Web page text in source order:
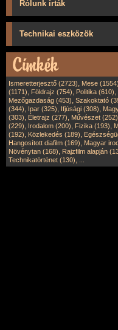
Rólunk írták
Technikai eszközök
Ismeretterjesztő (2723), Mese (1554)
(1171), Földrajz (754), Politika (610),
Mezőgazdaság (453), Szakoktató
(344), Ipar (325), Ifjúsági (308),
(303), Életrajz (277), Művészet (252)
(229), Irodalom (200), Fizika (193),
(192), Közlekedés (189),
Hangosított diafilm (169), Magyar
Növénytan (168), Rajzfilm alapján
Technikatörténet (130),